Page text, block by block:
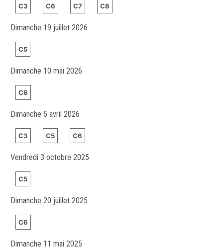
C3 C6 C7 C8
Dimanche 19 juillet 2026
C5
Dimanche 10 mai 2026
C6
Dimanche 5 avril 2026
C3 C5 C6
Vendredi 3 octobre 2025
C5
Dimanche 20 juillet 2025
C6
Dimanche 11 mai 2025